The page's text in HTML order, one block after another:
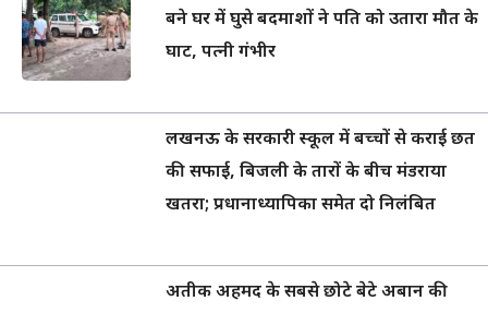
बने घर में घुसे बदमाशों ने पति को उतारा मौत के
घाट, पत्नी गंभीर
लखनऊ के सरकारी स्कूल में बच्चों से कराई छत
की सफाई, बिजली के तारों के बीच मंडराया
खतरा; प्रधानाध्यापिका समेत दो निलंबित
अतीक अहमद के सबसे छोटे बेटे अबान की